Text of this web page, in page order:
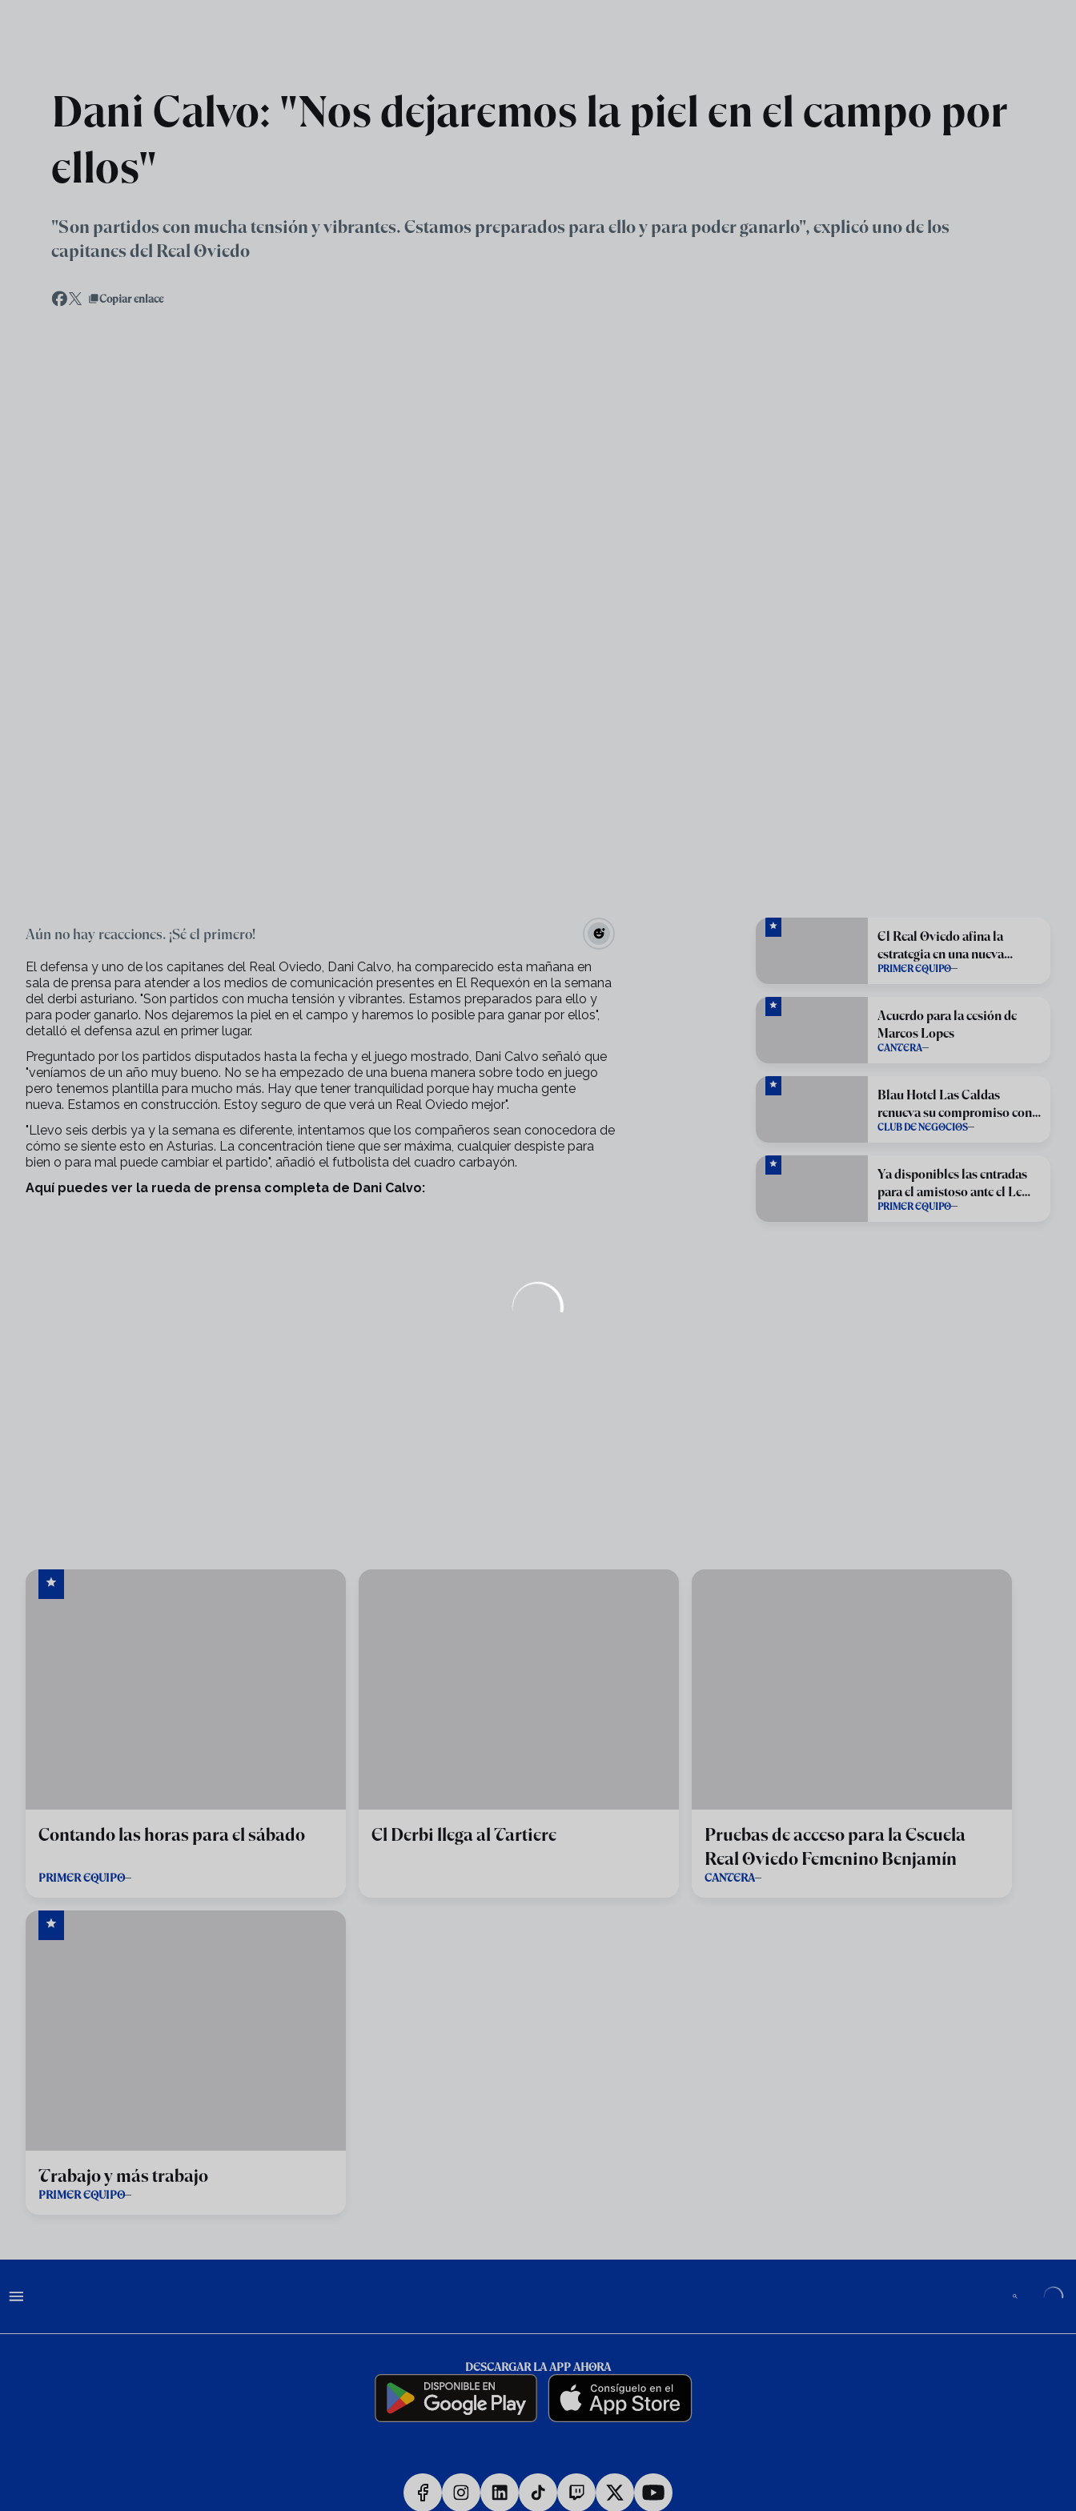
Dani Calvo: "Nos dejaremos la piel en el campo por
ellos"
"Son partidos con mucha tensión y vibrantes. Estamos preparados para ello y para poder ganarlo", explicó uno de los
capitanes del Real Oviedo
Copiar enlace
Aún no hay reacciones. ¡Sé el primero!
El defensa y uno de los capitanes del Real Oviedo, Dani Calvo, ha comparecido esta mañana en
sala de prensa para atender a los medios de comunicación presentes en El Requexón en la semana
del derbi asturiano. "Son partidos con mucha tensión y vibrantes. Estamos preparados para ello y
para poder ganarlo. Nos dejaremos la piel en el campo y haremos lo posible para ganar por ellos",
detalló el defensa azul en primer lugar.
Preguntado por los partidos disputados hasta la fecha y el juego mostrado, Dani Calvo señaló que
"veníamos de un año muy bueno. No se ha empezado de una buena manera sobre todo en juego
pero tenemos plantilla para mucho más. Hay que tener tranquilidad porque hay mucha gente
nueva. Estamos en construcción. Estoy seguro de que verá un Real Oviedo mejor".
"Llevo seis derbis ya y la semana es diferente, intentamos que los compañeros sean conocedora de
cómo se siente esto en Asturias. La concentración tiene que ser máxima, cualquier despiste para
bien o para mal puede cambiar el partido", añadió el futbolista del cuadro carbayón.
Aquí puedes ver la rueda de prensa completa de Dani Calvo:
El Real Oviedo afina la
estrategia en una nueva
sesión en El Requexón
PRIMER EQUIPO
Acuerdo para la cesión de
Marcos Lopes
CANTERA
Blau Hotel Las Caldas
renueva su compromiso con
el Real Oviedo para la
CLUB DE NEGOCIOS
Ya disponibles las entradas
para el amistoso ante el Le
Havre
PRIMER EQUIPO
Contando las horas para el sábado
PRIMER EQUIPO
El Derbi llega al Tartiere
Pruebas de acceso para la Escuela
Real Oviedo Femenino Benjamín
CANTERA
Trabajo y más trabajo
PRIMER EQUIPO
DESCARGAR LA APP AHORA